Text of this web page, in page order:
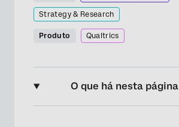
Strategy & Research
Produto Qualtrics
O que há nesta página